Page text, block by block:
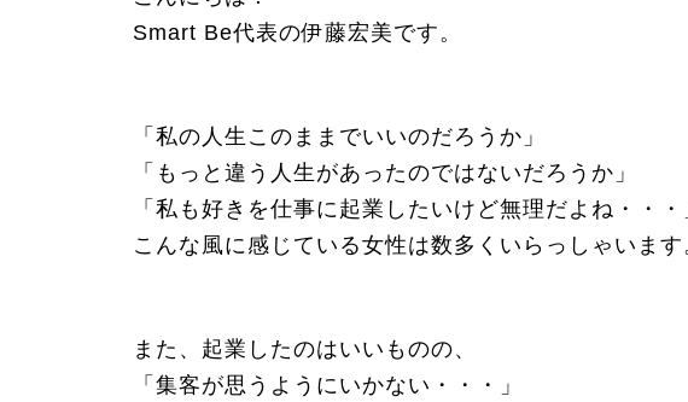
Smart Be代表の伊藤宏美です。
「私の人生このままでいいのだろうか」
「もっと違う人生があったのではないだろうか」
「私も好きを仕事に起業したいけど無理だよね・・・
こんな風に感じている女性は数多くいらっしゃいます
また、起業したのはいいものの、
「集客が思うようにいかない・・・」